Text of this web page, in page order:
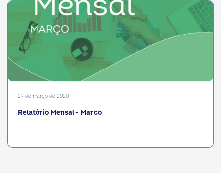
29 de março de 2020
Relatório Mensal - Marco